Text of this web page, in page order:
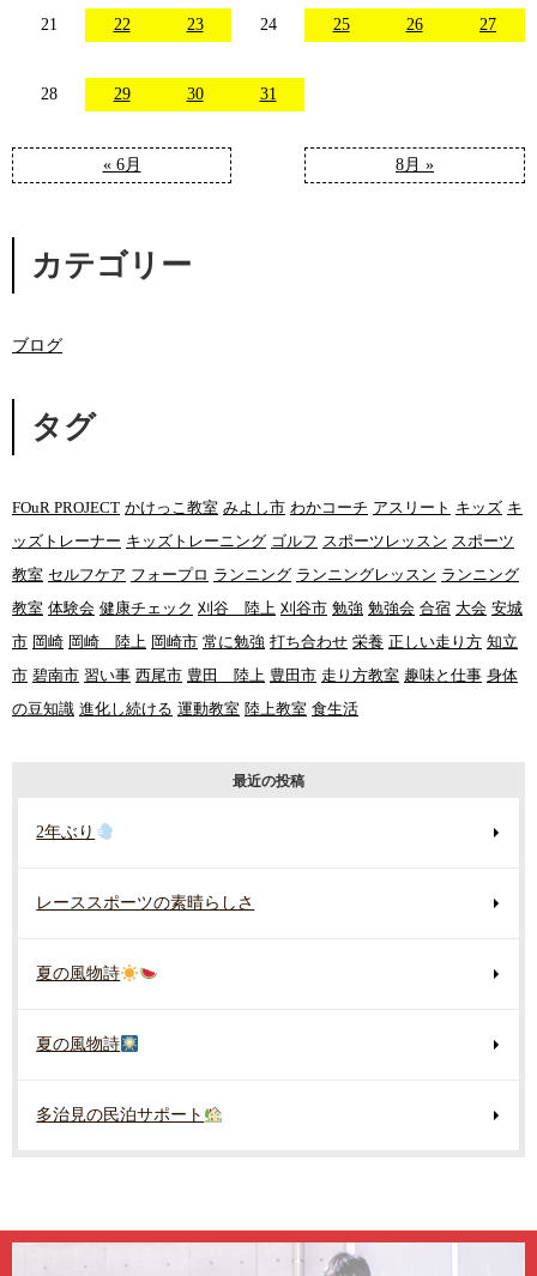
« 6月 8月 »
21 22 23 24 25 26 27
28 29 30 31
カテゴリー
ブログ
タグ
FOuR PROJECT かけっこ教室 みよし市 わかコーチ アスリート キッズ キ
ッズトレーナー キッズトレーニング ゴルフ スポーツレッスン スポーツ
教室 セルフケア フォープロ ランニング ランニングレッスン ランニング
教室 体験会 健康チェック 刈谷 陸上 刈谷市 勉強 勉強会 合宿 大会 安城
市 岡崎 岡崎 陸上 岡崎市 常に勉強 打ち合わせ 栄養 正しい走り方 知立
市 碧南市 習い事 西尾市 豊田 陸上 豊田市 走り方教室 趣味と仕事 身体
の豆知識 進化し続ける 運動教室 陸上教室 食生活
最近の投稿
2年ぶり
レーススポーツの素晴らしさ
夏の風物詩
夏の風物詩
多治見の民泊サポート